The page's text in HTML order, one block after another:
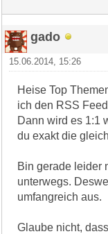
gado
15.06.2014, 15:26
Heise Top
ich den RSS
Dann wird es 1:1
du exakt die
Bin gerade leider
unterwegs.
umfangreich aus.
Glaube nicht,